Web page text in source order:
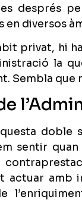
després
en diversos
privat, hi
la
Sembla que
doble
sentir
actuar amb